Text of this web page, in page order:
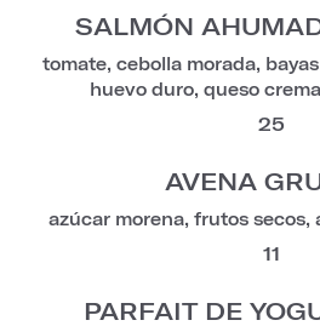
SALMÓN
tomate, cebolla morada,
huevo duro, queso
25
AVENA
azúcar morena, frutos secos,
11
PARFAIT DE